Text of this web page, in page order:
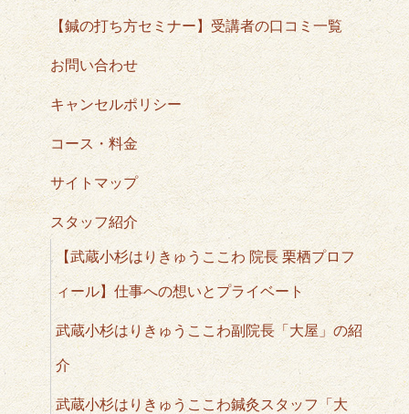
【鍼の打ち方セミナー】受講者の口コミ一覧
お問い合わせ
キャンセルポリシー
コース・料金
サイトマップ
スタッフ紹介
【武蔵小杉はりきゅうここわ 院長 栗栖プロフ
ィール】仕事への想いとプライベート
武蔵小杉はりきゅうここわ副院長「大屋」の紹
介
武蔵小杉はりきゅうここわ鍼灸スタッフ「大